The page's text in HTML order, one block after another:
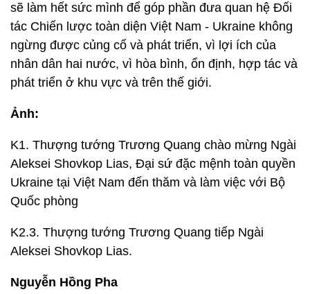
sẽ làm hết sức mình để góp phần đưa quan hệ Đối
tác Chiến lược toàn diện Việt Nam - Ukraine không
ngừng được củng cố và phát triển, vì lợi ích của
nhân dân hai nước, vì hòa bình, ổn định, hợp tác và
phát triển ở khu vực và trên thế giới.
Ảnh:
K1. Thượng tướng Trương Quang chào mừng Ngài
Aleksei Shovkop Lias, Đại sứ đặc mệnh toàn quyền
Ukraine tại Việt Nam đến thăm và làm việc với Bộ
Quốc phòng
K2.3. Thượng tướng Trương Quang tiếp Ngài
Aleksei Shovkop Lias.
Nguyễn Hồng Pha